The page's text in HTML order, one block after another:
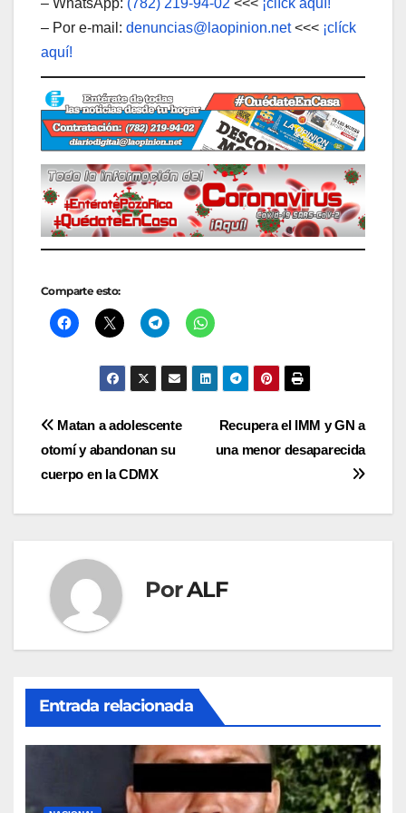
– WhatsApp: (782) 219-94-02 <<< ¡clíck aquí!
– Por e-mail: denuncias@laopinion.net<<< ¡clíck
aquí!
Comparte esto:
Navegación
de
entradas
Recupera el IMM y GN a
una menor desaparecida
Matan a adolescente
otomí y abandonan su
cuerpo en la CDMX
PorALF
Entrada relacionada